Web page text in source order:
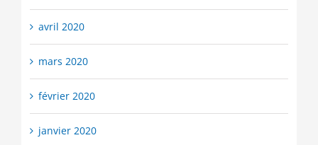
avril 2020
mars 2020
février 2020
janvier 2020